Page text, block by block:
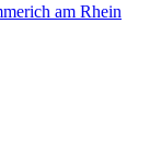
am Rhein